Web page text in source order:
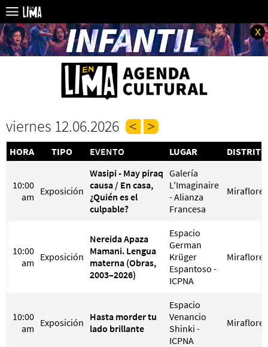
x
viernes 12.06.2026
HORA TIPO EVENTO LUGAR DISTRITO
10:00
am Exposición
Wasipi - May piraq
causa / En casa,
¿Quién es el
culpable?
Galería
L'Imaginaire
- Alianza
Francesa
Miraflores
10:00
am Exposición
Nereida Apaza
Mamani. Lengua
materna (Obras,
2003–2026)
Espacio
German
Krüger
Espantoso -
ICPNA
Miraflores
10:00
am Exposición Hasta morder tu
lado brillante
Espacio
Venancio
Shinki -
ICPNA
Miraflores